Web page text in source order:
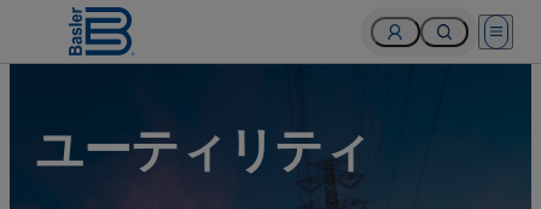
Open
ユーティリティ